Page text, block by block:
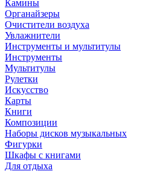
Камины
Органайзеры
Очистители воздуха
Увлажнители
Инструменты и мультитулы
Инструменты
Мультитулы
Рулетки
Искусство
Карты
Книги
Композиции
Наборы дисков музыкальных
Фигурки
Шкафы с книгами
Для отдыха